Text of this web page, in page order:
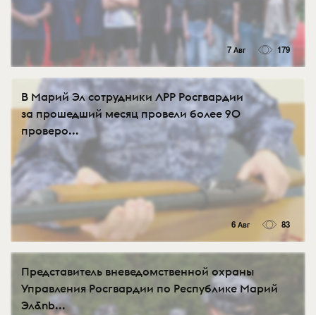
7 Авг 179
В Марий Эл сотрудники ЛРР Росгвардии
за прошедший месяц провели более 90
проверо...
6 Авг 83
Представитель вневедомственной охраны
Управления Росгвардии по Республике Марий
Эл&nb...